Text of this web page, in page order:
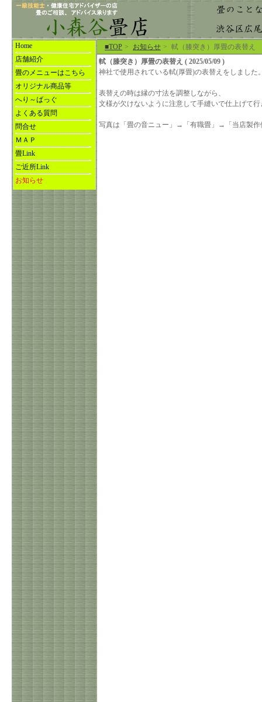
Home
店舗紹介
畳のメニューはこちら
オリジナル商品等
へり～ばっぐ
よくある質問
問合せ
ＭＡＰ
畳Link
ご近所Link
お知らせ
■TOP > お知らせ > 軾（膝突き）厚畳の表替え
軾（膝突き）厚畳の表替え ( 2025/05/09 )
神社で使用されている軾(厚畳)の表替えをしました
表替えの時は縁の寸法を調整しながら、
文様が欠けないように注意して手縫いで仕上げて行
写真は「畳の音ニュー」→「有職畳」→「当店製作